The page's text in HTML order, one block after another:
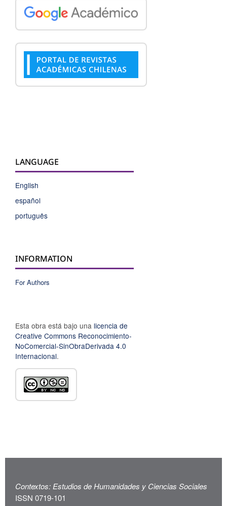
LANGUAGE
English
español
português
INFORMATION
For Authors
Esta obra está bajo una licencia de
Creative Commons Reconocimiento-
NoComercial-SinObraDerivada 4.0
Internacional.
Contextos: Estudios de Humanidades y Ciencias Sociales
ISSN 0719-101